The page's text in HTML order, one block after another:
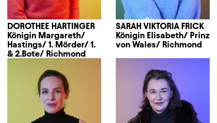
DOROTHEE HARTINGER
Königin Margareth/
Hastings/ 1. Mörder/ 1.
& 2.Bote/ Richmond
SARAH VIKTORIA FRICK
Königin Elisabeth/ Prinz
von Wales/ Richmond